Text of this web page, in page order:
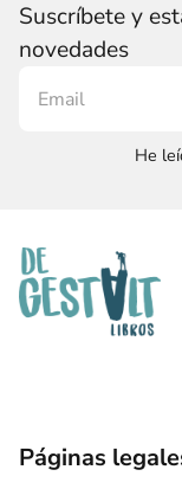
Suscríbete y
novedades
He
Páginas